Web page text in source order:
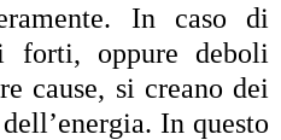
In caso di
forti, oppure deboli
cause, si creano dei
In questo